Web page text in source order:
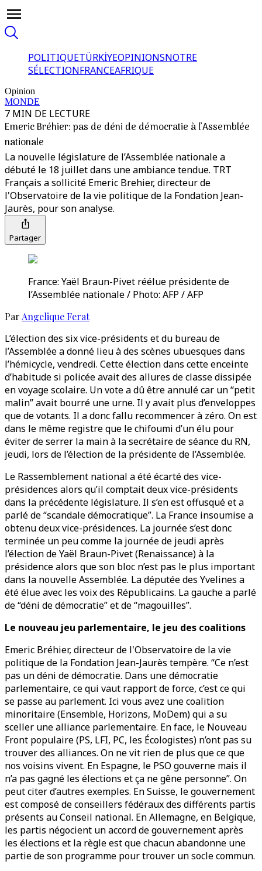
POLITIQUETÜRKİYEOPINIONSNOTRE
SÉLECTIONFRANCEAFRIQUE
Opinion
MONDE
7 MIN DE LECTURE
Emeric Bréhier: pas de déni de démocratie à l’Assemblée
nationale
La nouvelle législature de l’Assemblée nationale a
débuté le 18 juillet dans une ambiance tendue. TRT
Français a sollicité Emeric Brehier, directeur de
l'Observatoire de la vie politique de la Fondation Jean-
Jaurès, pour son analyse.
Partager
France: Yaël Braun-Pivet réélue présidente de
l’Assemblée nationale / Photo: AFP / AFP
Par Angelique Ferat
L’élection des six vice-présidents et du bureau de
l’Assemblée a donné lieu à des scènes ubuesques dans
l’hémicycle, vendredi. Cette élection dans cette enceinte
d’habitude si policée avait des allures de classe dissipée
en voyage scolaire. Un vote a dû être annulé car un “petit
malin” avait bourré une urne. Il y avait plus d’enveloppes
que de votants. Il a donc fallu recommencer à zéro. On est
dans le même registre que le chifoumi d’un élu pour
éviter de serrer la main à la secrétaire de séance du RN,
jeudi, lors de l’élection de la présidente de l’Assemblée.
Le Rassemblement national a été écarté des vice-
présidences alors qu’il comptait deux vice-présidents
dans la précédente législature. Il s’en est offusqué et a
parlé de “scandale démocratique”. La France insoumise a
obtenu deux vice-présidences. La journée s’est donc
terminée un peu comme la journée de jeudi après
l’élection de Yaël Braun-Pivet (Renaissance) à la
présidence alors que son bloc n’est pas le plus important
dans la nouvelle Assemblée. La députée des Yvelines a
été élue avec les voix des Républicains. La gauche a parlé
de “déni de démocratie” et de “magouilles”.
Le nouveau jeu parlementaire, le jeu des coalitions
Emeric Bréhier, directeur de l'Observatoire de la vie
politique de la Fondation Jean-Jaurès tempère. “Ce n’est
pas un déni de démocratie. Dans une démocratie
parlementaire, ce qui vaut rapport de force, c’est ce qui
se passe au parlement. Ici vous avez une coalition
minoritaire (Ensemble, Horizons, MoDem) qui a su
sceller une alliance parlementaire. En face, le Nouveau
Front populaire (PS, LFI, PC, les Écologistes) n’ont pas su
trouver des alliances. On ne vit rien de plus que ce que
nos voisins vivent. En Espagne, le PSO gouverne mais il
n’a pas gagné les élections et ça ne gêne personne”. On
peut citer d’autres exemples. En Suisse, le gouvernement
est composé de conseillers fédéraux des différents partis
présents au Conseil national. En Allemagne, en Belgique,
les partis négocient un accord de gouvernement après
les élections et la règle est que chacun abandonne une
partie de son programme pour trouver un socle commun.